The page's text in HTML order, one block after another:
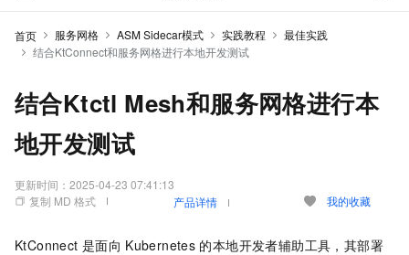
首页 服务网格 ASM Sidecar模式 实践教程
最佳实践
结合KtConnect和服务网格进行本地开发测试
结合Ktctl Mesh和服务网格进行本
地开发测试
更新时间： 2025-04-23 07:41:13
复制 MD 格式
产品详情 我的收藏
KtConnect 是面向 Kubernetes 的本地开发者辅助工具，其部署